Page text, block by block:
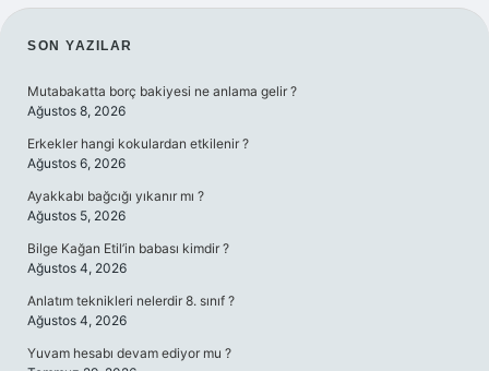
SIDEBAR
SON YAZILAR
Mutabakatta borç bakiyesi ne anlama gelir ?
Ağustos 8, 2026
Erkekler hangi kokulardan etkilenir ?
Ağustos 6, 2026
Ayakkabı bağcığı yıkanır mı ?
Ağustos 5, 2026
Bilge Kağan Etil’in babası kimdir ?
Ağustos 4, 2026
Anlatım teknikleri nelerdir 8. sınıf ?
Ağustos 4, 2026
Yuvam hesabı devam ediyor mu ?